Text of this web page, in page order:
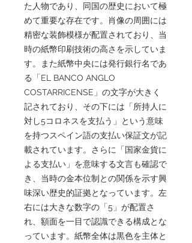
た人物であり、同国の歴史において極
めて重要な存在です。肖像の周囲には
精密な装飾模様が配置されており、当
時の紙幣印刷技術の高さを示していま
す。また紙幣中央には発行銀行名であ
る「EL BANCO ANGLO
COSTARRICENSE」の文字が大きく
記されており、その下には「所持人に
対し5コロネスを支払う」という意味
を持つスペイン語の支払い保証文が記
載されています。さらに「国家金貨に
よる支払い」を意味する文言も確認で
き、当時の金本位制との関係を示す興
味深い歴史的証拠となっています。左
右には大きな数字の「5」が配置さ
れ、額面を一目で認識できる構成とな
っています。紙幣全体は黒色を主体と